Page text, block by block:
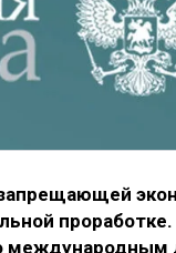
международным